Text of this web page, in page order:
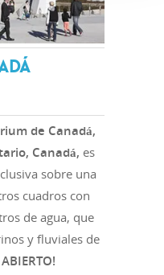
de Canadá,
Canadá, es
sobre una
cuadros con
de agua, que
y fluviales de